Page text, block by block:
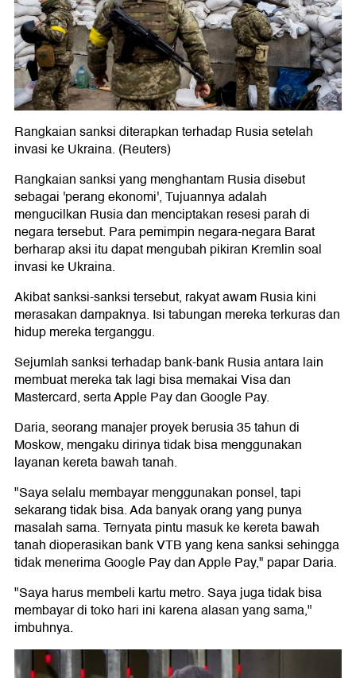
Rangkaian sanksi diterapkan terhadap Rusia setelah
invasi ke Ukraina. (Reuters)
Rangkaian sanksi yang menghantam Rusia disebut
sebagai 'perang ekonomi', Tujuannya adalah
mengucilkan Rusia dan menciptakan resesi parah di
negara tersebut. Para pemimpin negara-negara Barat
berharap aksi itu dapat mengubah pikiran Kremlin soal
invasi ke Ukraina.
Akibat sanksi-sanksi tersebut, rakyat awam Rusia kini
merasakan dampaknya. Isi tabungan mereka terkuras dan
hidup mereka terganggu.
Sejumlah sanksi terhadap bank-bank Rusia antara lain
membuat mereka tak lagi bisa memakai Visa dan
Mastercard, serta Apple Pay dan Google Pay.
Daria, seorang manajer proyek berusia 35 tahun di
Moskow, mengaku dirinya tidak bisa menggunakan
layanan kereta bawah tanah.
"Saya selalu membayar menggunakan ponsel, tapi
sekarang tidak bisa. Ada banyak orang yang punya
masalah sama. Ternyata pintu masuk ke kereta bawah
tanah dioperasikan bank VTB yang kena sanksi sehingga
tidak menerima Google Pay dan Apple Pay," papar Daria.
"Saya harus membeli kartu metro. Saya juga tidak bisa
membayar di toko hari ini karena alasan yang sama,"
imbuhnya.